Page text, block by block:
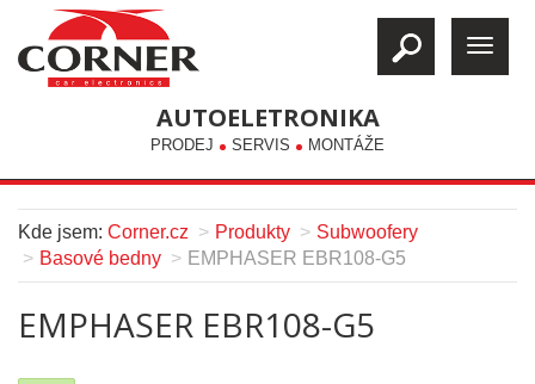
AUTOELETRONIKA
PRODEJ SERVIS MONTÁŽE
Kde jsem: Corner.cz Produkty
Subwoofery
Basové bedny
EMPHASER EBR108-G5
EMPHASER EBR108-G5